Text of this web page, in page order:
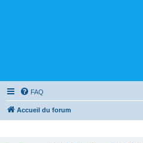
FAQ
Accueil du forum